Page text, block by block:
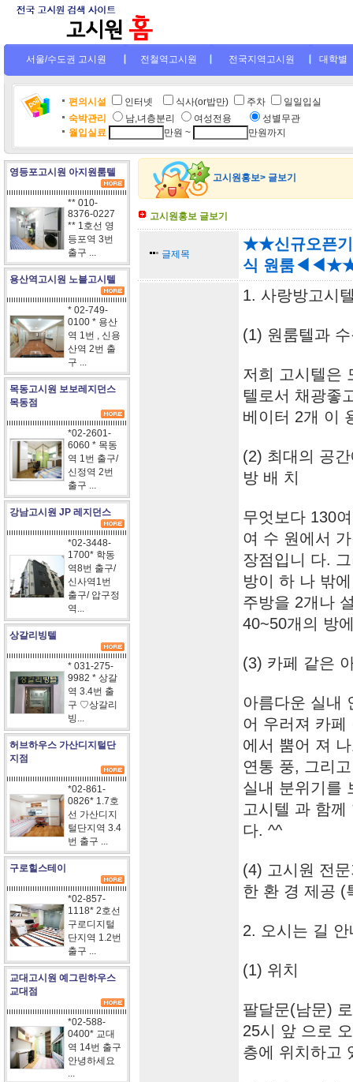
서울/수도권 고시원 전철역고시원 전국지역고시원 대학별
편의시설 인터넷 식사(or밥만) 주차
일일입실
숙박관리
남,녀층분리 여성전용
성별무관
월입실료
만원 ~ 만원까지
영등포고시원 아지원룸텔
** 010-
8376-0227
** 1호선 영
등포역 3번
출구 ...
용산역고시원 노블고시텔
* 02-749-
0100 * 용산
역 1번 , 신용
산역 2번 출
구 ...
목동고시원 보보레지던스
목동점
*02-2601-
6060 * 목동
역 1번 출구/
신정역 2번
출구 ...
강남고시원 JP 레지던스
*02-3448-
1700* 학동
역8번 출구/
신사역1번
출구/ 압구정
역...
상갈리빙텔
* 031-275-
9982 * 상갈
역 3.4번 출
구 ♡상갈리
빙...
허브하우스 가산디지털단
지점
*02-861-
0826* 1.7호
선 가산디지
털단지역 3.4
번 출구 ...
구로힐스테이
*02-857-
1118* 2호선
구로디지털
단지역 1.2번
출구 ...
교대고시원 예그린하우스
교대점
*02-588-
0400* 교대
역 14번 출구
안녕하세요
...
고시원홍보> 글보기
고시원홍보 글보기
글제목
★★신규오픈기
식 원룸
1. 사랑방고시
(1) 원룸텔과
저희 고시텔은
텔로서 채광좋
베이터 2개 이
(2) 최대의 공
방 배 치
무엇보다 130
여 수 원에서
장점입니 다.
방이 하 나 밖
주방을 2개나
40~50개의 방
(3) 카페 같은
아름다운 실내
어 우러져 카페
에서 뿜어 져
연통 풍, 그리
실내 분위기를
고시텔 과 함
다. ^^
(4) 고시원 전
한 환 경 제공 (
2. 오시는 길 안
(1) 위치
팔달문(남문)
25시 앞 으로
층에 위치하고